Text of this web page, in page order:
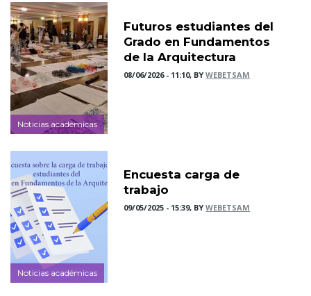
Noticias académicas
Futuros estudiantes del
Grado en Fundamentos
de la Arquitectura
08/06/2026 - 11:10, BYWEBETSAM
Noticias académicas
Encuesta carga de
trabajo
09/05/2025 - 15:39, BYWEBETSAM